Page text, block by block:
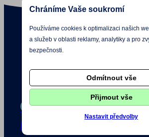
Chci pomáhat
Etické zásady
Chráníme Vaše soukromí
Používáme cookies k optimalizaci našich
a služeb v oblasti reklamy, analytiky a pro
bezpečnosti.
Odmítnout vše
Přijmout vše
Nastavit předvolby